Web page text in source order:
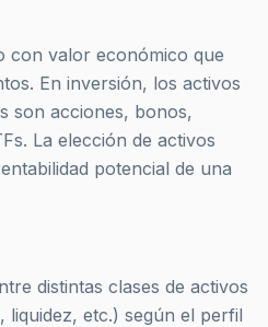
con valor económico que
En inversión, los activos
son acciones, bonos,
La elección de activos
potencial de una
distintas clases de activos
liquidez, etc.) según el perfil